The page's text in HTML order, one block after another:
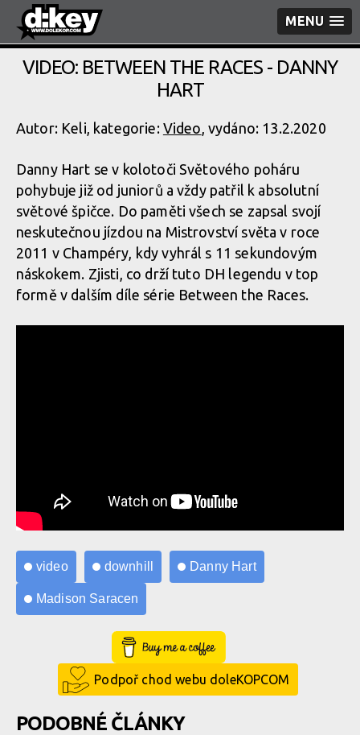
MENU
VIDEO: BETWEEN THE RACES - DANNY
HART
Autor: Keli, kategorie: Video, vydáno: 13.2.2020
Danny Hart se v kolotoči Světového poháru
pohybuje již od juniorů a vždy patřil k absolutní
světové špičce. Do paměti všech se zapsal svojí
neskutečnou jízdou na Mistrovství světa v roce
2011 v Champéry, kdy vyhrál s 11 sekundovým
náskokem. Zjisti, co drží tuto DH legendu v top
formě v dalším díle série Between the Races.
video downhill Danny Hart
Madison Saracen
Buy Me a Coffee
Podpoř chod webu doleKOPCOM
PODOBNÉ ČLÁNKY